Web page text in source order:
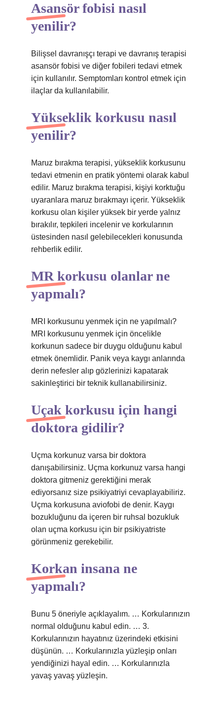
Asansör fobisi nasıl
yenilir?
Bilişsel davranışçı terapi ve davranış terapisi
asansör fobisi ve diğer fobileri tedavi etmek
için kullanılır. Semptomları kontrol etmek için
ilaçlar da kullanılabilir.
Yükseklik korkusu nasıl
yenilir?
Maruz bırakma terapisi, yükseklik korkusunu
tedavi etmenin en pratik yöntemi olarak kabul
edilir. Maruz bırakma terapisi, kişiyi korktuğu
uyaranlara maruz bırakmayı içerir. Yükseklik
korkusu olan kişiler yüksek bir yerde yalnız
bırakılır, tepkileri incelenir ve korkularının
üstesinden nasıl gelebilecekleri konusunda
rehberlik edilir.
MR korkusu olanlar ne
yapmalı?
MRI korkusunu yenmek için ne yapılmalı?
MRI korkusunu yenmek için öncelikle
korkunun sadece bir duygu olduğunu kabul
etmek önemlidir. Panik veya kaygı anlarında
derin nefesler alıp gözlerinizi kapatarak
sakinleştirici bir teknik kullanabilirsiniz.
Uçak korkusu için hangi
doktora gidilir?
Uçma korkunuz varsa bir doktora
danışabilirsiniz. Uçma korkunuz varsa hangi
doktora gitmeniz gerektiğini merak
ediyorsanız size psikiyatriyi cevaplayabiliriz.
Uçma korkusuna aviofobi de denir. Kaygı
bozukluğunu da içeren bir ruhsal bozukluk
olan uçma korkusu için bir psikiyatriste
görünmeniz gerekebilir.
Korkan insana ne
yapmalı?
Bunu 5 öneriyle açıklayalım. … Korkularınızın
normal olduğunu kabul edin. … 3.
Korkularınızın hayatınız üzerindeki etkisini
düşünün. … Korkularınızla yüzleşip onları
yendiğinizi hayal edin. … Korkularınızla
yavaş yavaş yüzleşin.